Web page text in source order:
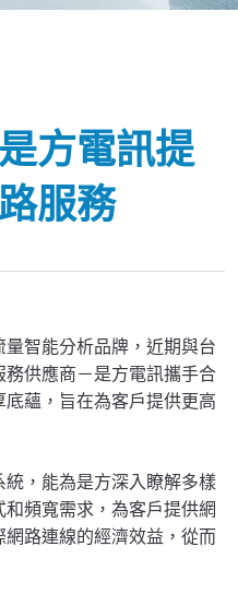
威脅方電訊提
服務
智能分析品牌，近期與台
供應商－是方電訊攜手合
蘊，旨在為客戶提供更高
，能為是方深入瞭解多樣
頻寬需求，為客戶提供網
路連線的經濟效益，從而